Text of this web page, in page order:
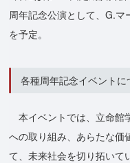
周年記念公演として、G.
を予定。
各種周年記念イベントに
本イベントでは、立命館
への取り組み、あらたな価
て、未来社会を切り拓いて